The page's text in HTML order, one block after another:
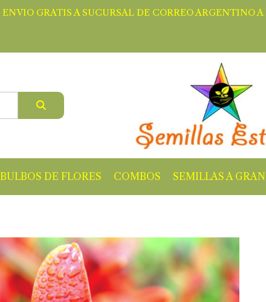
ENVIO GRATIS A SUCURSAL DE CORREO ARGENTINO
BULBOS DE FLORES COMBOS SEMILLAS A